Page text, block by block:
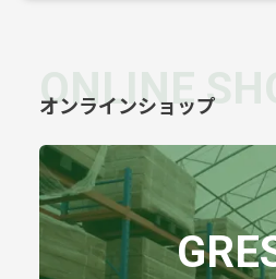
ONLINE
オンラインショップ